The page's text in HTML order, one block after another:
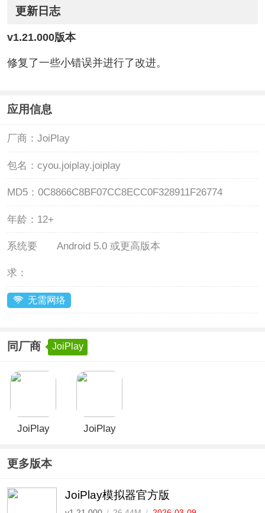
更新日志
v1.21.000版本
修复了一些小错误并进行了改进。
应用信息
厂商： JoiPlay
包名： cyou.joiplay.joiplay
MD5： 0C8866C8BF07CC8ECC0F328911F26774
年龄： 12+
系统要
求：
Android 5.0 或更高版本
无需网络
同厂商 JoiPlay
JoiPlay
插件
JoiPlay
更多版本
JoiPlay模拟器官方版